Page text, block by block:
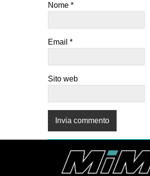
Nome *
Email *
Sito web